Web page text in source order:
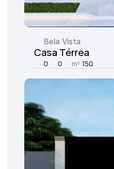
Bela Vista
Casa Térrea
0 0 m²:150